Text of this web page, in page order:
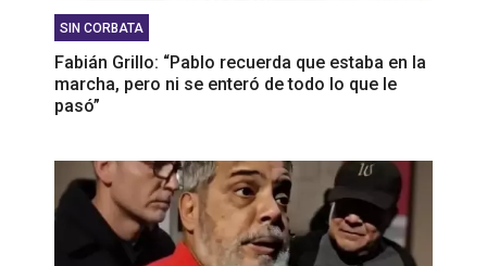
SIN CORBATA
Fabián Grillo: “Pablo recuerda que estaba en la
marcha, pero ni se enteró de todo lo que le
pasó”